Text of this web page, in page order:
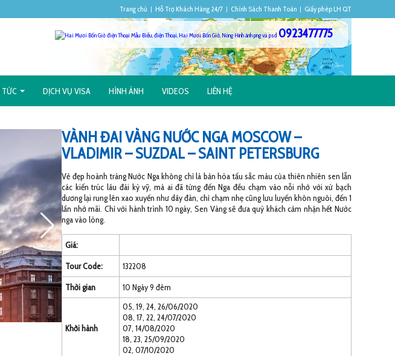
Trang chủ Hỗ Trợ Khách Hàng 24/7 Chính Sách Thanh Toán Giấy phép LH QT
0923477775
TỨC DỊCH VỤ VISA HÌNH ẢNH VIDEOS LIÊN HỆ
VÀNH ĐAI VÀNG NƯỚC NGA MOSCOW –
VLADIMIR – SUZDAL – SAINT PETERSBURG
Vẻ đẹp hoành tráng Nước Nga không chỉ là bản hòa tấu sắc màu của thiên nhiên sen lẫn
các kiến trúc lâu đài kỳ vỹ, mà ai đã từng đến Nga đều chạm vào nỗi nhớ với xứ bạch
dương lại rung lên xao xuyến như dây đàn, chỉ chạm nhẹ cũng lưu luyến khôn nguôi, đến 1
lần nhớ mãi. Chỉ với hành trình 10 ngày, Sen Vàng sẽ đưa quý khách cảm nhận hết Nước
nga vào lòng.
Giá:
Tour Code:
132208
Thời gian
10 Ngày 9 đêm
Khởi hành
05, 19, 24, 26/06/2020
08, 17, 22, 24/07/2020
07, 14/08/2020
18, 23, 25/09/2020
02, 07/10/2020